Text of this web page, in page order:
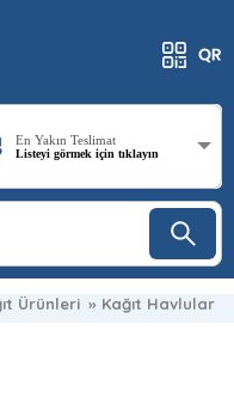
En Yakın Teslimat
Listeyi görmek için tıklayın
Ürünleri » Kağıt Havlular